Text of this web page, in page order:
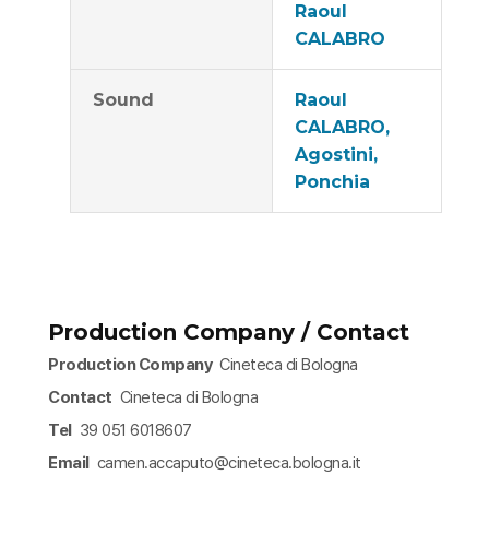
Raoul
CALABRO
Sound
Raoul
CALABRO,
Agostini,
Ponchia
Production Company / Contact
Production CompanyCineteca di Bologna
Contact Cineteca di Bologna
Tel39 051 6018607
Emailcamen.accaputo@cineteca.bologna.it​